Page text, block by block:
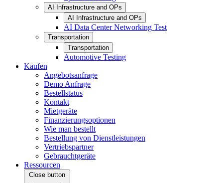
AI Infrastructure and OPs
AI Infrastructure and OPs
AI Data Center Networking Test
Transportation
Transportation
Automotive Testing
Kaufen
Angebotsanfrage
Demo Anfrage
Bestellstatus
Kontakt
Mietgeräte
Finanzierungsoptionen
Wie man bestellt
Bestellung von Dienstleistungen
Vertriebspartner
Gebrauchtgeräte
Ressourcen
Close button